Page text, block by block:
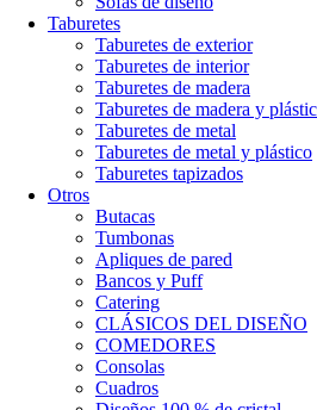
Taburetes
Taburetes de exterior
Taburetes de interior
Taburetes de madera
Taburetes de madera y
Taburetes de metal
Taburetes de metal y plástico
Taburetes tapizados
Otros
Butacas
Tumbonas
Apliques de pared
Bancos y Puff
Catering
CLÁSICOS DEL DISEÑO
COMEDORES
Consolas
Cuadros